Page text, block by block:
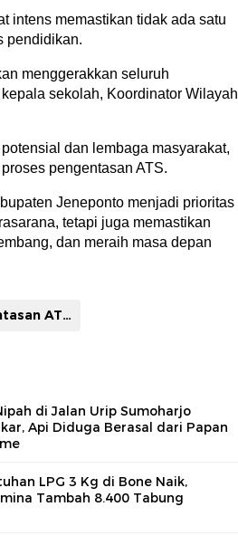
intens memastikan tidak ada satu
pendidikan.
menggerakkan seluruh
sekolah, Koordinator Wilayah
dan lembaga masyarakat,
pengentasan ATS.
Jeneponto menjadi prioritas
tetapi juga memastikan
dan meraih masa depan
Pengentasan ATS Jeneponto
di Jalan Urip Sumoharjo
Api Diduga Berasal dari Papan
LPG 3 Kg di Bone Naik,
Tambah 8.400 Tabung